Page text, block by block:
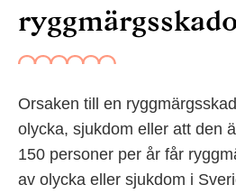
Orsaken till en
olycka, sjukdom eller att den
150 personer per år får
av olycka eller sjukdom i